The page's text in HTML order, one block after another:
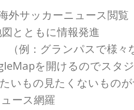
外サッカーニュース閲覧
とともに情報発進
例：グランパスで様々
を開けるのでスタ
いもの見たくないもの
ース網羅